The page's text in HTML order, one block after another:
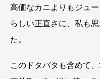
高価なカニよりもジュ
らしい正直さに、私も
た。
このドタバタも含めて